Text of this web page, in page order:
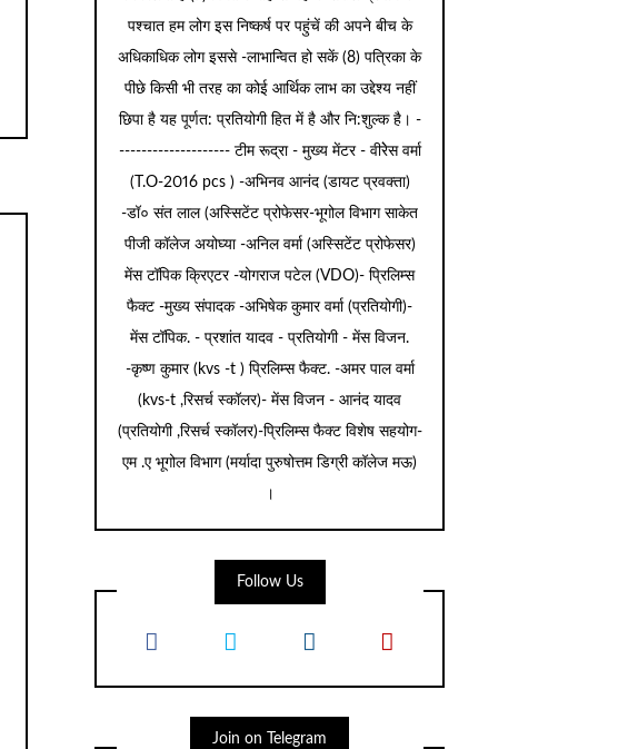
पश्चात हम लोग इस निष्कर्ष पर पहुंचें की अपने बीच के
अधिकाधिक लोग इससे -लाभान्वित हो सकें (8) पत्रिका के
पीछे किसी भी तरह का कोई आर्थिक लाभ का उद्देश्य नहीं
छिपा है यह पूर्णत: प्रतियोगी हित में है और नि:शुल्क है। -
-------------------- टीम रूद्रा - मुख्य मेंटर - वीरेेस वर्मा
(T.O-2016 pcs ) -अभिनव आनंद (डायट प्रवक्ता)
-डॉ० संत लाल (अस्सिटेंट प्रोफेसर-भूगोल विभाग साकेत
पीजी कॉलेज अयोघ्या -अनिल वर्मा (अस्सिटेंट प्रोफेसर)
मेंस टॉपिक क्रिएटर -योगराज पटेल (VDO)- प्रिलिम्स
फैक्ट -मुख्य संपादक -अभिषेक कुमार वर्मा (प्रतियोगी)-
मेंस टॉपिक. - प्रशांत यादव - प्रतियोगी - मेंस विजन.
-कृष्ण कुमार (kvs -t ) प्रिलिम्स फैक्ट. -अमर पाल वर्मा
(kvs-t ,रिसर्च स्कॉलर)- मेंस विजन - आनंद यादव
(प्रतियोगी ,रिसर्च स्कॉलर)-प्रिलिम्स फैक्ट विशेष सहयोग-
एम .ए भूगोल विभाग (मर्यादा पुरुषोत्तम डिग्री कॉलेज मऊ)
।
Follow Us
Join on Telegram